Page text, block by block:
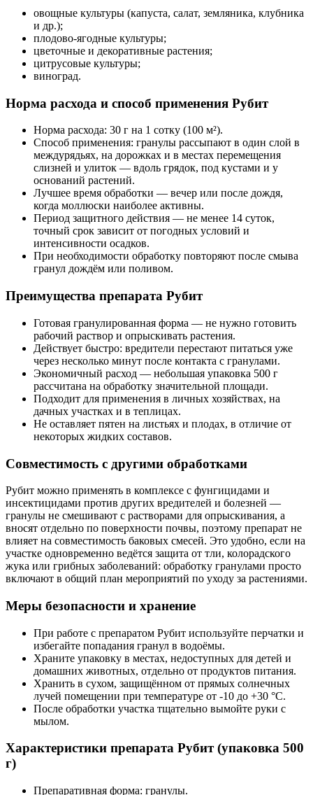
овощные культуры (капуста, салат, земляника, клубника
и др.);
плодово-ягодные культуры;
цветочные и декоративные растения;
цитрусовые культуры;
виноград.
Норма расхода и способ применения Рубит
Норма расхода: 30 г на 1 сотку (100 м²).
Способ применения: гранулы рассыпают в один слой в
междурядьях, на дорожках и в местах перемещения
слизней и улиток — вдоль грядок, под кустами и у
оснований растений.
Лучшее время обработки — вечер или после дождя,
когда моллюски наиболее активны.
Период защитного действия — не менее 14 суток,
точный срок зависит от погодных условий и
интенсивности осадков.
При необходимости обработку повторяют после смыва
гранул дождём или поливом.
Преимущества препарата Рубит
Готовая гранулированная форма — не нужно готовить
рабочий раствор и опрыскивать растения.
Действует быстро: вредители перестают питаться уже
через несколько минут после контакта с гранулами.
Экономичный расход — небольшая упаковка 500 г
рассчитана на обработку значительной площади.
Подходит для применения в личных хозяйствах, на
дачных участках и в теплицах.
Не оставляет пятен на листьях и плодах, в отличие от
некоторых жидких составов.
Совместимость с другими обработками
Рубит можно применять в комплексе с фунгицидами и
инсектицидами против других вредителей и болезней —
гранулы не смешивают с растворами для опрыскивания, а
вносят отдельно по поверхности почвы, поэтому препарат не
влияет на совместимость баковых смесей. Это удобно, если на
участке одновременно ведётся защита от тли, колорадского
жука или грибных заболеваний: обработку гранулами просто
включают в общий план мероприятий по уходу за растениями.
Меры безопасности и хранение
При работе с препаратом Рубит используйте перчатки и
избегайте попадания гранул в водоёмы.
Храните упаковку в местах, недоступных для детей и
домашних животных, отдельно от продуктов питания.
Хранить в сухом, защищённом от прямых солнечных
лучей помещении при температуре от -10 до +30 °C.
После обработки участка тщательно вымойте руки с
мылом.
Характеристики препарата Рубит (упаковка 500
г)
Препаративная форма: гранулы.